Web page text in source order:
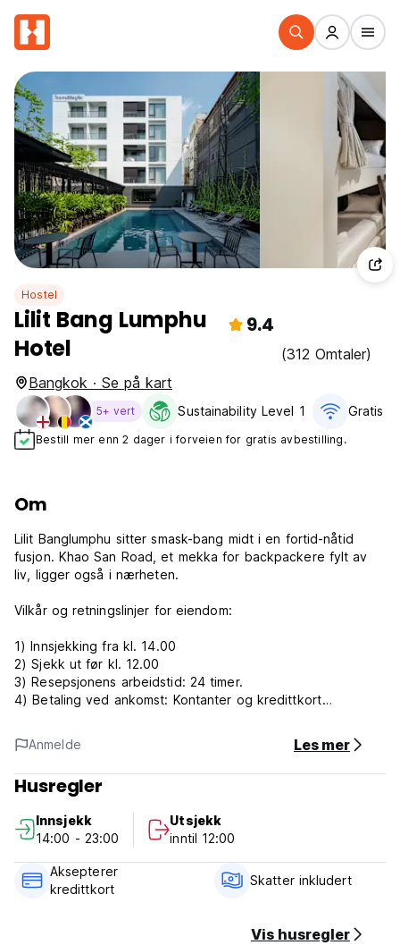
Hostel
Lilit Bang Lumphu
Hotel
9.4
(312 Omtaler)
Bangkok · Se på kart
5+ vert Sustainability Level 1 Gratis
Bestill mer enn 2 dager i forveien for gratis avbestilling.
Om
Lilit Banglumphu sitter smask-bang midt i en fortid-nåtid
fusjon. Khao San Road, et mekka for backpackere fylt av
liv, ligger også i nærheten.
Vilkår og retningslinjer for eiendom:
1) Innsjekking fra kl. 14.00
2) Sjekk ut før kl. 12.00
3) Resepsjonens arbeidstid: 24 timer.
4) Betaling ved ankomst: Kontanter og kredittkort
eller mindre eller uteblivelse er 100 %
6) Frokost er ikke inkludert.
7) Ingen røyking på rommet, men har et røykeområde.
Anmelde Les mer
Husregler
Innsjekk
14:00 - 23:00
Utsjekk
inntil 12:00
Aksepterer
kredittkort
Skatter inkludert
Vis husregler